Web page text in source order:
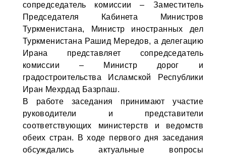
сопредседатель комиссии – Заместитель
Председателя Кабинета Министров
Туркменистана, Министр иностранных дел
Туркменистана Рашид Мередов, а делегацию
Ирана представляет сопредседатель
комиссии – Министр дорог и
градостроительства Исламской Республики
Иран Мехрдад Базрпаш.
В работе заседания принимают участие
руководители и представители
соответствующих министерств и ведомств
обеих стран. В ходе первого дня заседания
обсуждались актуальные вопросы